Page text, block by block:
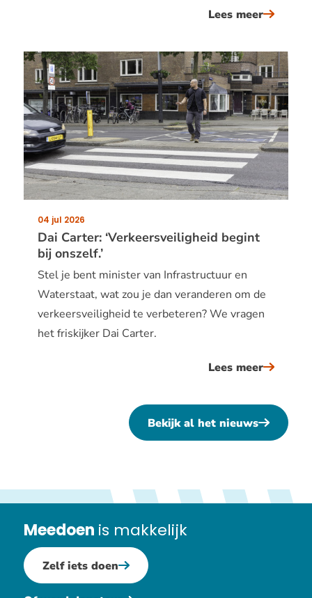
Lees meerover
kan
pas
als
je
begrijpt
waarom
mensen
Dai Carter: ‘Verkeersveiligheid begint
bij onszelf.’
Publicatiedatum:
04 jul 2026
Stel je bent minister van Infrastructuur en
Waterstaat, wat zou je dan veranderen om de
verkeersveiligheid te verbeteren? We vragen
het friskijker Dai Carter.
Lees meerover
carter:
begint
Bekijk al het nieuws
Meedoen is makkelijk
Zelf iets doen